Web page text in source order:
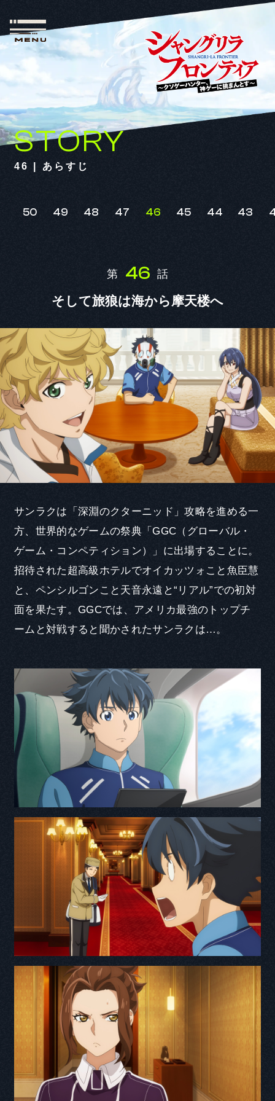
CAST COMMENT
Q1. 本作品の印象
Q2. 演じるキャラクターの印象と役に対する意気込み
STORY
46 | あらすじ
50 49 48 47 46 45 44 43
第 46 話
そして旅狼は海から摩天楼へ
サンラクは「深淵のクターニッド」攻略を進める一
方、世界的なゲームの祭典「GGC（グローバル・
ゲーム・コンペティション）」に出場することに。
招待された超高級ホテルでオイカッツォこと魚臣慧
と、ペンシルゴンこと天音永遠と“リアル”での初対
面を果たす。GGCでは、アメリカ最強のトップチ
ームと対戦すると聞かされたサンラクは…。